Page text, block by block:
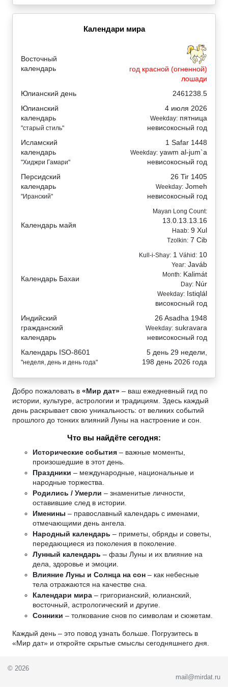
Календари мира
Восточный
календарь
год красной (огненной)
лошади
Юлианский день
2461238.5
Юлианский
календарь
"старый стиль"
4 июля 2026
Weekday: пятница
невисокосный год
Исламский
календарь
"Хиджри Гамари"
1 Safar 1448
Weekday: yawm al-jum`a
невисокосный год
Персидский
календарь
"Иранский"
26 Tir 1405
Weekday: Jomeh
невисокосный год
Календарь майя
Mayan Long Count:
13.0.13.13.16
Haab: 9 Xul
Tzolkin: 7 Cib
Календарь Бахаи
Kull-i-Shay: 1 Váhid: 10
Year: Javáb
Month: Kalimát
Day: Núr
Weekday: Istiqlál
високосный год
Индийский
гражданский
календарь
26 Asadha 1948
Weekday: sukravara
невисокосный год
Календарь ISO-8601
"неделя, день и день года"
5 день 29 недели,
198 день 2026 года
Добро пожаловать в «Мир дат» – ваш ежедневный гид по
истории, культуре, астрологии и традициям. Здесь каждый
день раскрывает свою уникальность: от великих событий
прошлого до тонких влияний Луны на настроение и сон.
Что вы найдёте сегодня:
Исторические события – важные моменты,
произошедшие в этот день.
Праздники – международные, национальные и
народные торжества.
Родились / Умерли – знаменитые личности,
оставившие след в истории.
Именины – православный календарь с именами,
отмечающими день ангела.
Народный календарь – приметы, обряды и советы,
передающиеся из поколения в поколение.
Лунный календарь – фазы Луны и их влияние на
дела, здоровье и эмоции.
Влияние Луны и Солнца на сон – как небесные
тела отражаются на качестве сна.
Календари мира – григорианский, юлианский,
восточный, астрологический и другие.
Сонники – толкование снов по символам и сюжетам.
Каждый день – это повод узнать больше. Погрузитесь в
«Мир дат» и откройте скрытые смыслы сегодняшнего дня.
© 2026
mail@mirdat.ru